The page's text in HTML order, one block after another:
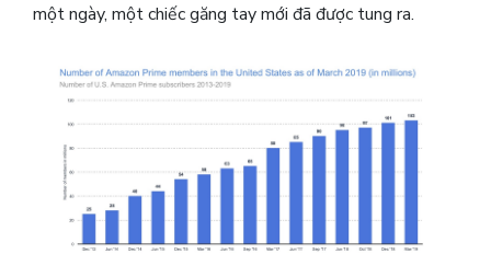
một ngày, một chiếc găng tay mới đã được tung ra.